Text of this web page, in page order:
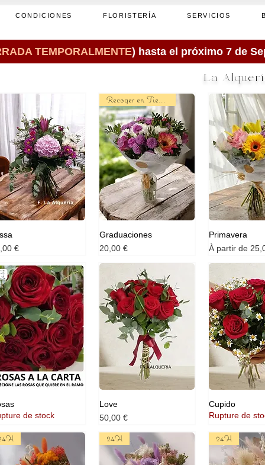
CONDICIONES FLORISTERÍA SERVICIOS
TEMPORALMENTE) hasta el próximo 7 de
La
€
Recoger en Tienda
Graduaciones
Prix
20,00 €
Primavera
À partir de
Prix
de stock
Love
Prix
50,00 €
Cupido
Rupture de
24H 24H